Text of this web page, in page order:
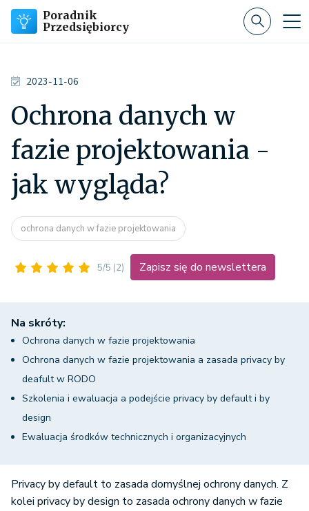
Poradnik
Przedsiębiorcy
2023-11-06
Ochrona danych w
fazie projektowania -
jak wygląda?
ochrona danych w fazie projektowania
5/5 (2) Zapisz się do newslettera
Na skróty:
Ochrona danych w fazie projektowania
Ochrona danych w fazie projektowania a zasada privacy by
deafult w RODO
Szkolenia i ewaluacja a podejście privacy by default i by
design
Ewaluacja środków technicznych i organizacyjnych
Privacy by default to zasada domyślnej ochrony danych. Z
kolei privacy by design to zasada ochrony danych w fazie